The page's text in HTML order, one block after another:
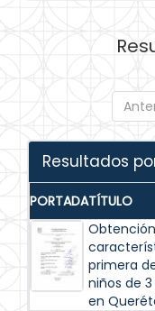
Resultados
PORTADATÍTULO
primera
niños de
en